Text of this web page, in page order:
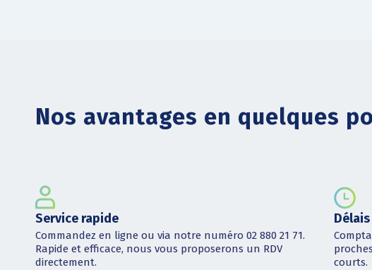
Nos avantages en quelques
Service rapide
Commandez en ligne ou via notre numéro 02 880 21 71.
Rapide et efficace, nous vous proposerons un RDV
directement.
courts.